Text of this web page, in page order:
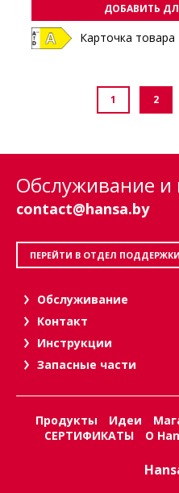
ДОБАВИТЬ
Карточка товара
1 2
Обслуживание и
contact@hansa.by
ПЕРЕЙТИ В ОТДЕЛ ПОДДЕРЖКИ
Oбслуживание
Контакт
Инструкции
Запасные части
Продукты Идеи
СЕРТИФИКАТЫ
О